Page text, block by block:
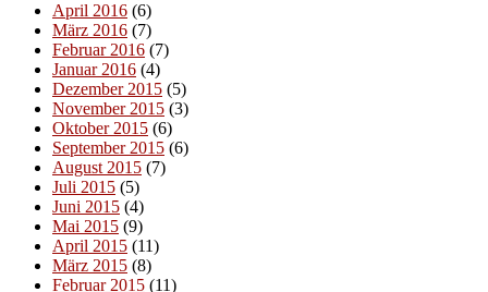
April 2016 (6)
März 2016 (7)
Februar 2016 (7)
Januar 2016 (4)
Dezember 2015 (5)
November 2015 (3)
Oktober 2015 (6)
September 2015 (6)
August 2015 (7)
Juli 2015 (5)
Juni 2015 (4)
Mai 2015 (9)
April 2015 (11)
März 2015 (8)
Februar 2015 (11)